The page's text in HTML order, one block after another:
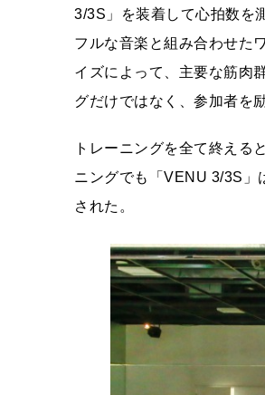
3/3S」を装着して心拍数を
フルな音楽と組み合わせた
イズによって、主要な筋肉
グだけではなく、参加者を
トレーニングを全て終える
ニングでも「VENU 3/3S」
された。